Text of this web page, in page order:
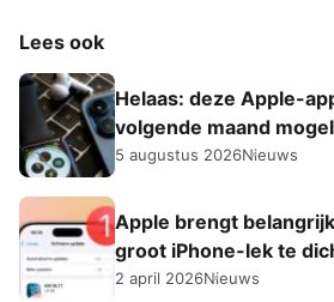
Lees ook
Helaas: deze Apple-
volgende maand
5 augustus 2026Nieuws
Apple brengt
groot iPhone-lek te
2 april 2026Nieuws